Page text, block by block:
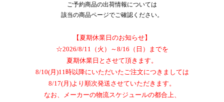
ご予約商品の出荷情報については
該当の商品ページでご確認ください。
【夏期休業日のお知らせ】
☆2026/8/11（火）～8/16（日）までを
夏期休業日とさせて頂きます。
8/10(月)11時以降にいただいたご注文につきましては
8/17(月)より順次発送させていただきます。
なお、メーカーの物流スケジュールの都合上、